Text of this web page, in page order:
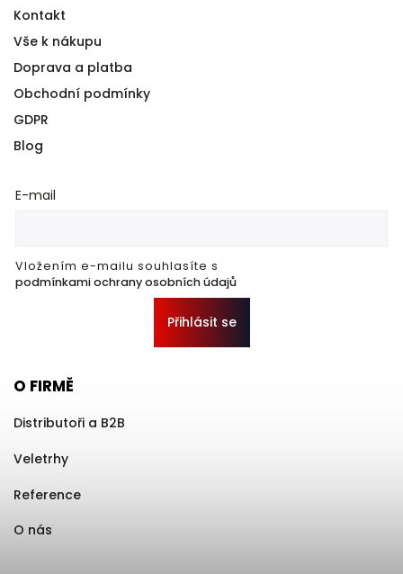
Kontakt
Vše k nákupu
Doprava a platba
Obchodní podmínky
GDPR
Blog
E-mail
Vložením e-mailu souhlasíte s
podmínkami ochrany osobních údajů
Přihlásit se
O FIRMĚ
Distributoři a B2B
Veletrhy
Reference
O nás